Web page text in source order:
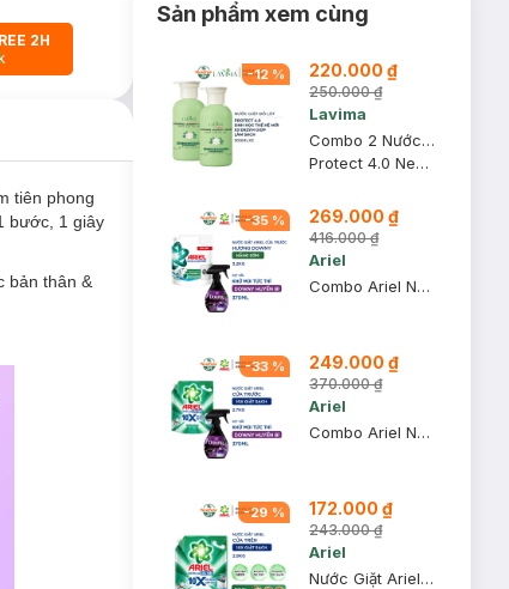
2H
tiên phong
bước, 1 giây
bản thân &
Sản phẩm xem cùng
-12 % 220.000 ₫
250.000 ₫
Lavima
Combo 2 Nước Giặt Đồ Lót Lavima Sinh Học Thế Hệ Mới Protect 4.0 300ml
Protect 4.0 New Generation Biological Laundry Detergent
-35 % 269.000 ₫
416.000 ₫
Ariel
Combo Ariel Nước Giặt Cửa Trước Hương Nắng Sớm 3.2kg + Nước Xịt Vải Downy Hương Huyền Bí 370ml
-33 % 249.000 ₫
370.000 ₫
Ariel
Combo Ariel Nước Giặt 10X Giặt Sạch Cửa Trước 2.7kg + Nước Xịt Vải Downy Hương Huyền Bí 370ml
-29 % 172.000 ₫
243.000 ₫
Ariel
Nước Giặt Ariel 10X Sức Mạnh Giặt Sạch - Cửa Trên 2.9kg